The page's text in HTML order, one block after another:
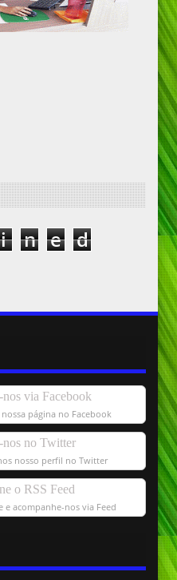
i n e d
nos via Facebook
página no Facebook
nos no Twitter
nosso perfil no Twitter
o RSS Feed
e acompanhe-nos via Feed